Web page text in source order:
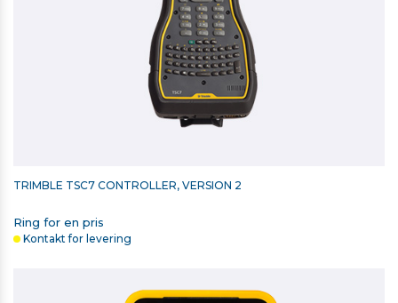
10,00 kr. ekskl. moms
TRIMBLE TSC7 CONTROLLER, VERSION 2
Ring for en pris
Kontakt for levering